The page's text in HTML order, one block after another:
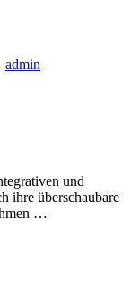
admin
und
ihre überschaubare
…